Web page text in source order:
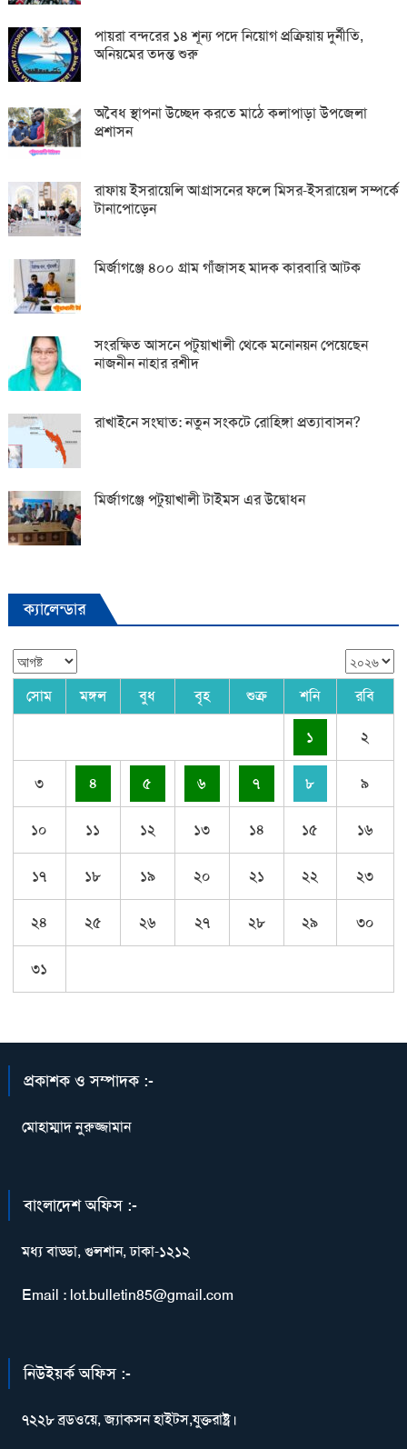
পায়রা বন্দরের ১৪ শূন্য পদে নিয়োগ প্রক্রিয়ায় দুর্নীতি,
অনিয়মের তদন্ত শুরু
অবৈধ স্থাপনা উচ্ছেদ করতে মাঠে কলাপাড়া উপজেলা
প্রশাসন
রাফায় ইসরায়েলি আগ্রাসনের ফলে মিসর-ইসরায়েল সম্পর্কে
টানাপোড়েন
মির্জাগঞ্জে ৪০০ গ্রাম গাঁজাসহ মাদক কারবারি আটক
সংরক্ষিত আসনে পটুয়াখালী থেকে মনোনয়ন পেয়েছেন
নাজনীন নাহার রশীদ
রাখাইনে সংঘাত: নতুন সংকটে রোহিঙ্গা প্রত্যাবাসন?
মির্জাগঞ্জে পটুয়াখালী টাইমস এর উদ্বোধন
ক্যালেন্ডার
সোম মঙ্গল বুধ বৃহ শুক্র শনি রবি
১ ২
৩ ৪ ৫ ৬ ৭ ৮ ৯
১০ ১১ ১২ ১৩ ১৪ ১৫ ১৬
১৭ ১৮ ১৯ ২০ ২১ ২২ ২৩
২৪ ২৫ ২৬ ২৭ ২৮ ২৯ ৩০
৩১
প্রকাশক ও সম্পাদক :-
মোহাম্মাদ নুরুজ্জামান
বাংলাদেশ অফিস :-
মধ্য বাড্ডা, গুলশান, ঢাকা-১২১২
Email : lot.bulletin85@gmail.com
নিউইয়র্ক অফিস :-
৭২২৮ ব্রডওয়ে, জ্যাকসন হাইটস,যুক্তরাষ্ট্র।